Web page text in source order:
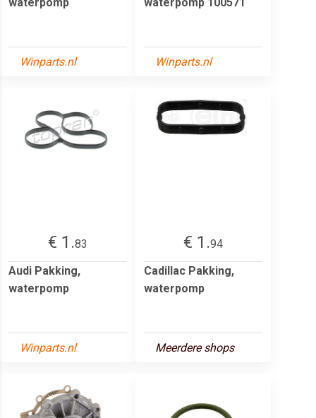
Winparts.nl Winparts.nl
€ 1.83
Audi Pakking,
waterpomp
Winparts.nl
€ 1.94
Cadillac Pakking,
waterpomp
Meerdere shops